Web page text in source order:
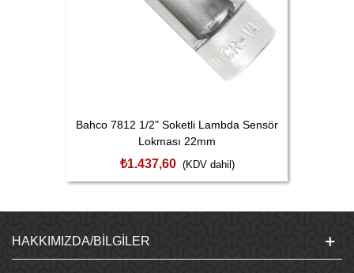
Bahco 7812 1/2" Soketli Lambda Sensör
Lokması 22mm
₺1.437,60 (KDV dahil)
HAKKIMIZDA/BILGILER